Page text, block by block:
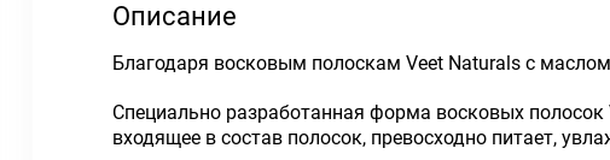
Описание
Благодаря восковым полоскам Veet Naturals с
Специально разработанная форма восковых
входящее в состав полосок, превосходно питает,